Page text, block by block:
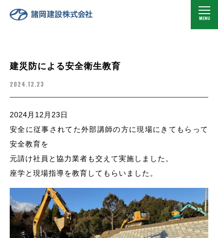
建災防による安全衛生教育
2024.12.23
2024月12月23日
安全に従事されてた外部講師の方に現場にきてもらって
安全教育を
元請け社員と協力業者も交えて実施しました。
座学と現場指導を教育してもらいました。